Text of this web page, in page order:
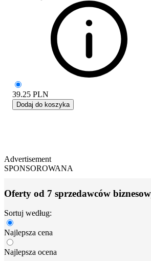
39.25 PLN
Dodaj do koszyka
Advertisement
SPONSOROWANA
Oferty od 7 sprzedawców
Sortuj według:
Najlepsza cena
Najlepsza ocena